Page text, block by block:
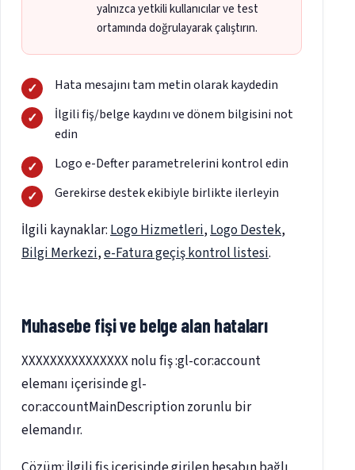
yalnızca yetkili kullanıcılar ve test
ortamında doğrulayarak çalıştırın.
Hata mesajını tam metin olarak kaydedin
İlgili fiş/belge kaydını ve dönem bilgisini not
edin
Logo e-Defter parametrelerini kontrol edin
Gerekirse destek ekibiyle birlikte ilerleyin
İlgili kaynaklar:Logo Hizmetleri,Logo Destek,
Bilgi Merkezi,e-Fatura geçiş kontrol listesi.
Muhasebe fişi ve belge alan hataları
XXXXXXXXXXXXXXX nolu fiş :gl-cor:account
elemanı içerisinde gl-
cor:accountMainDescription zorunlu bir
elemandır.